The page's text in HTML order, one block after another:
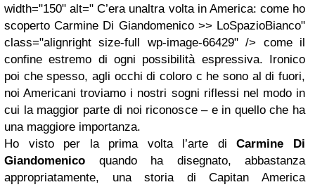
width="150" alt=" C’era unaltra volta in America: come ho
scoperto Carmine Di Giandomenico >> LoSpazioBianco"
class="alignright size-full wp-image-66429" /> come il
confine estremo di ogni possibilità espressiva. Ironico
poi che spesso, agli occhi di coloro c he sono al di fuori,
noi Americani troviamo i nostri sogni riflessi nel modo in
cui la maggior parte di noi riconosce – e in quello che ha
una maggiore importanza.
Ho visto per la prima volta l’arte di Carmine Di
Giandomenico quando ha disegnato, abbastanza
appropriatamente, una storia di Capitan America